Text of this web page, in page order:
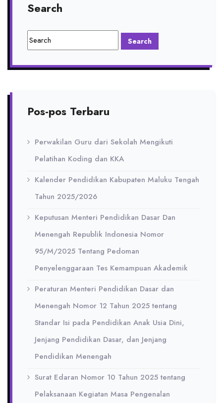
Search
Pos-pos Terbaru
Perwakilan Guru dari Sekolah Mengikuti
Pelatihan Koding dan KKA
Kalender Pendidikan Kabupaten Maluku Tengah
Tahun 2025/2026
Keputusan Menteri Pendidikan Dasar Dan
Menengah Republik Indonesia Nomor
95/M/2025 Tentang Pedoman
Penyelenggaraan Tes Kemampuan Akademik
Peraturan Menteri Pendidikan Dasar dan
Menengah Nomor 12 Tahun 2025 tentang
Standar Isi pada Pendidikan Anak Usia Dini,
Jenjang Pendidikan Dasar, dan Jenjang
Pendidikan Menengah
Surat Edaran Nomor 10 Tahun 2025 tentang
Pelaksanaan Kegiatan Masa Pengenalan